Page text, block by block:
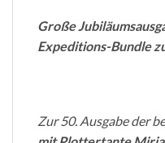
Große
Expeditions-Bundle
Zur 50. Ausgabe der